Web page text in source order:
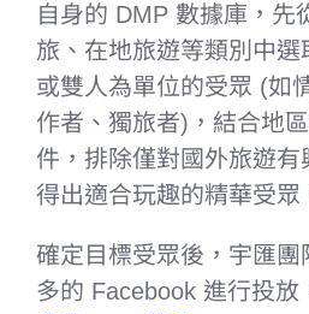
自身的 DMP 數據庫，先
旅、在地旅遊等類別中選
或雙人為單位的受眾 (如
作者、獨旅者)，結合地
件，排除僅對國外旅遊有
得出適合玩趣的精華受眾
確定目標受眾後，宇匯團
多的 Facebook 進行投放